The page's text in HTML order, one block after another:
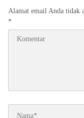
Alamat email Anda tidak
*